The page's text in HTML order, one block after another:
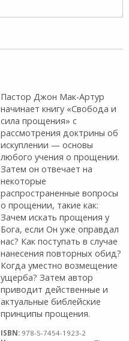
Пастор Джон Мак-Артур
начинает книгу «Свобода и
сила прощения» с
рассмотрения доктрины об
иску­плении — основы
любого учения о прощении.
Затем он отвечает на
некоторые
распространенные вопросы
о прощении, такие как:
Зачем искать прощения у
Бога, если Он уже оправдал
нас? Как поступать в случае
на­несения повторных обид?
Когда уместно возмещение
ущерба? Затем автор
приводит действенные и
актуаль­ные библейские
принципы прощения.
ISBN: 978-5-7454-1923-2